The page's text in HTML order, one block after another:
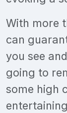
With more
can
you see
going to
some high